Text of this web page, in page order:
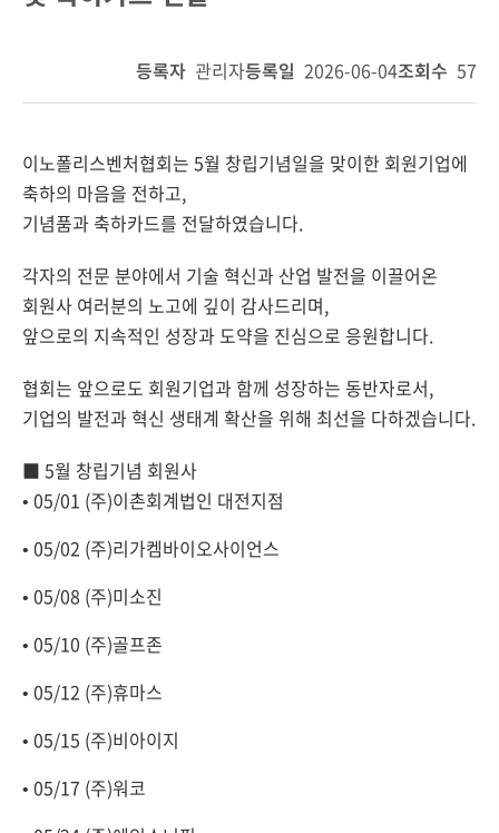
등록자 관리자등록일 2026-06-04조회수 57
이노폴리스벤처협회는 5월 창립기념일을 맞이한 회원기업에
축하의 마음을 전하고,
기념품과 축하카드를 전달하였습니다.
각자의 전문 분야에서 기술 혁신과 산업 발전을 이끌어온
회원사 여러분의 노고에 깊이 감사드리며,
앞으로의 지속적인 성장과 도약을 진심으로 응원합니다.
협회는 앞으로도 회원기업과 함께 성장하는 동반자로서,
기업의 발전과 혁신 생태계 확산을 위해 최선을 다하겠습니다.
■ 5월 창립기념 회원사
• 05/01 (주)이촌회계법인 대전지점
• 05/02 (주)리가켐바이오사이언스
• 05/08 (주)미소진
• 05/10 (주)골프존
• 05/12 (주)휴마스
• 05/15 (주)비아이지
• 05/17 (주)워코